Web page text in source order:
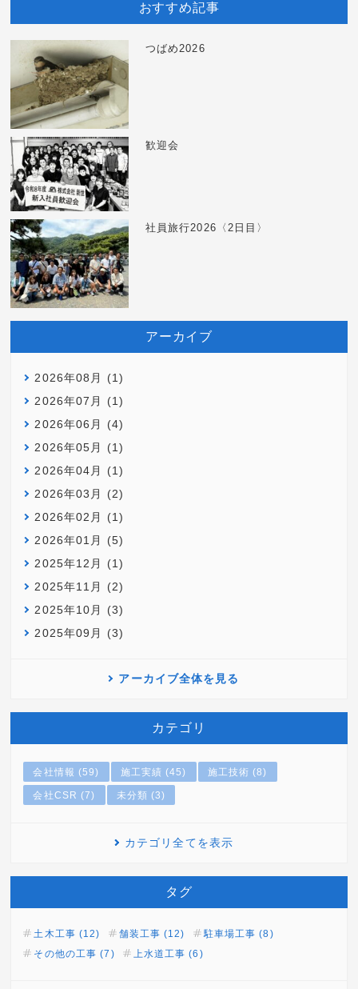
おすすめ記事
つばめ2026
歓迎会
社員旅行2026〈2日目〉
アーカイブ
2026年08月 (1)
2026年07月 (1)
2026年06月 (4)
2026年05月 (1)
2026年04月 (1)
2026年03月 (2)
2026年02月 (1)
2026年01月 (5)
2025年12月 (1)
2025年11月 (2)
2025年10月 (3)
2025年09月 (3)
アーカイブ全体を見る
カテゴリ
会社情報 (59) 施工実績 (45) 施工技術 (8)
会社CSR (7) 未分類 (3)
カテゴリ全てを表示
タグ
土木工事 (12) 舗装工事 (12)
駐車場工事 (8)
その他の工事 (7)
上水道工事 (6)